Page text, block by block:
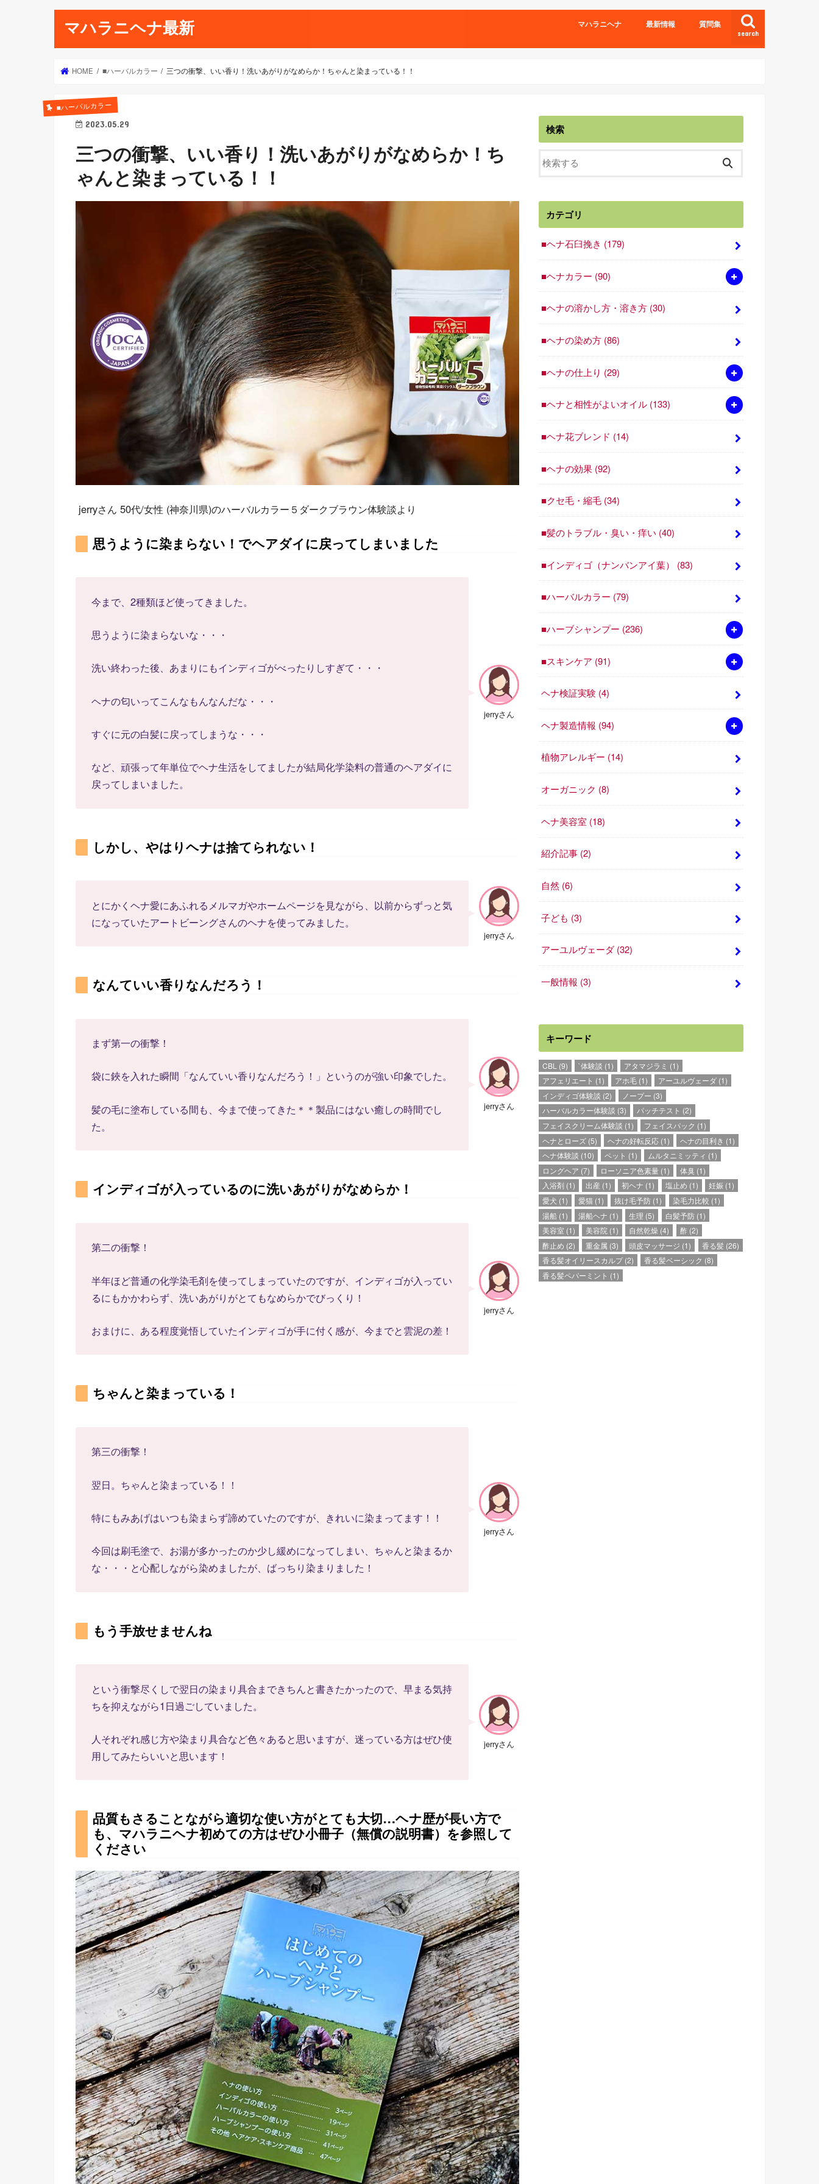
マハラニヘナ最新 search
マハラニヘナ 最新情報 質問集
HOME ■ハーバルカラー 三つの衝撃、いい香り！洗いあがりがなめらか！ちゃんと染まっている！！
■ハーバルカラー
2023.05.29
三つの衝撃、いい香り！洗いあがりがなめらか！ち
ゃんと染まっている！！
jerryさん 50代/女性 (神奈川県)のハーバルカラー５ダークブラウン体験談より
思うように染まらない！でヘアダイに戻ってしまいました
jerryさん
今まで、2種類ほど使ってきました。
思うように染まらないな・・・
洗い終わった後、あまりにもインディゴがべったりしすぎて・・・
ヘナの匂いってこんなもんなんだな・・・
すぐに元の白髪に戻ってしまうな・・・
など、頑張って年単位でヘナ生活をしてましたが結局化学染料の普通のヘアダイに
戻ってしまいました。
しかし、やはりヘナは捨てられない！
jerryさん
とにかくヘナ愛にあふれるメルマガやホームページを見ながら、以前からずっと気
になっていたアートビーングさんのヘナを使ってみました。
なんていい香りなんだろう！
jerryさん
まず第一の衝撃！
袋に鋏を入れた瞬間「なんていい香りなんだろう！」というのが強い印象でした。
髪の毛に塗布している間も、今まで使ってきた＊＊製品にはない癒しの時間でし
た。
インディゴが入っているのに洗いあがりがなめらか！
jerryさん
第二の衝撃！
半年ほど普通の化学染毛剤を使ってしまっていたのですが、インディゴが入ってい
るにもかかわらず、洗いあがりがとてもなめらかでびっくり！
おまけに、ある程度覚悟していたインディゴが手に付く感が、今までと雲泥の差！
ちゃんと染まっている！
jerryさん
第三の衝撃！
翌日。ちゃんと染まっている！！
特にもみあげはいつも染まらず諦めていたのですが、きれいに染まってます！！
今回は刷毛塗で、お湯が多かったのか少し緩めになってしまい、ちゃんと染まるか
な・・・と心配しながら染めましたが、ばっちり染まりました！
もう手放せませんね
jerryさん
という衝撃尽くしで翌日の染まり具合まできちんと書きたかったので、早まる気持
ちを抑えながら1日過ごしていました。
人それぞれ感じ方や染まり具合など色々あると思いますが、迷っている方はぜひ使
用してみたらいいと思います！
品質もさることながら適切な使い方がとても大切…ヘナ歴が長い方で
も、マハラニヘナ初めての方はぜひ小冊子（無償の説明書）を参照して
ください
検索
カテゴリ
■ヘナ石臼挽き (179)
■ヘナカラー (90)
■ヘナの溶かし方・溶き方 (30)
■ヘナの染め方 (86)
■ヘナの仕上り (29)
■ヘナと相性がよいオイル (133)
■ヘナ花ブレンド (14)
■ヘナの効果 (92)
■クセ毛・縮毛 (34)
■髪のトラブル・臭い・痒い (40)
■インディゴ（ナンバンアイ葉） (83)
■ハーバルカラー (79)
■ハーブシャンプー (236)
■スキンケア (91)
ヘナ検証実験 (4)
ヘナ製造情報 (94)
植物アレルギー (14)
オーガニック (8)
ヘナ美容室 (18)
紹介記事 (2)
自然 (6)
子ども (3)
アーユルヴェーダ(32)
一般情報 (3)
キーワード
CBL (9) `体験談 (1) アタマジラミ (1)
アフェリエート (1) アホ毛 (1) アーユルヴェーダ (1)
インディゴ体験談 (2) ノープー (3)
ハーバルカラー体験談 (3) パッチテスト (2)
フェイスクリーム体験談 (1) フェイスパック (1)
ヘナとローズ (5) ヘナの好転反応 (1) ヘナの目利き (1)
ヘナ体験談 (10) ペット (1) ムルタニミッティ (1)
ロングヘア (7) ローソニア色素量 (1) 体臭 (1)
入浴剤 (1) 出産 (1) 初ヘナ (1) 塩止め (1) 妊娠(1)
愛犬 (1) 愛猫 (1) 抜け毛予防 (1) 染毛力比較 (1)
湯船 (1) 湯船ヘナ (1) 生理 (5) 白髪予防(1)
美容室 (1) 美容院 (1) 自然乾燥 (4) 酢(2)
酢止め (2) 重金属 (3) 頭皮マッサージ (1) 香る髪(26)
香る髪オイリースカルプ (2) 香る髪ベーシック (8)
香る髪ペパーミント (1)